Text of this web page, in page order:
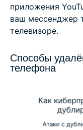
приложения
ваш мессенджер
телевизоре.
Способы
телефона